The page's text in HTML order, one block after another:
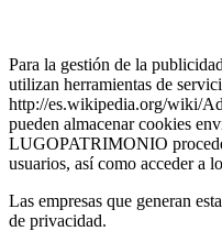
Para la gestión de la
utilizan herramientas de
http://es.wikipedia.org/wiki/
pueden almacenar cookies
LUGOPATRIMONIO
usuarios, así como acceder a
Las empresas que generan
de privacidad.